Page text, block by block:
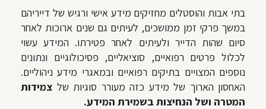
בתי אבות והוסטלים מחזיקים מידע אישי ורגיש של דייריהם
במשך פרקי זמן ממושכים, לעיתים גם שנים ארוכות לאחר
סיום שהות הדייר ולעיתים לאחר פטירתו. המידע עשוי
לכלול פרטים רפואיים, סוציאליים, פסיכולוגיים ונתונים
נוספים המצויים בתיקים רפואיים ובמאגרי מידע ניהוליים.
האחסון הארוך של מידע כזה מעורר סוגיות של צמידות
המטרה ושל הנחיצות בשמירת המידע.